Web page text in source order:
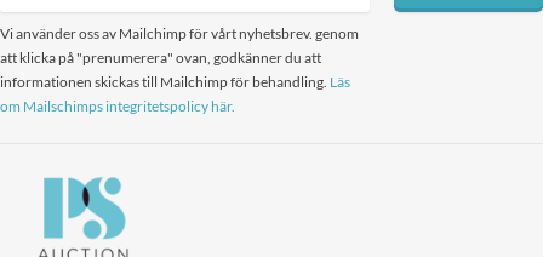
Vi använder oss av Mailchimp för vårt nyhetsbrev. genom
att klicka på "prenumerera" ovan, godkänner du att
informationen skickas till Mailchimp för behandling. Läs
om Mailschimps integritetspolicy här.